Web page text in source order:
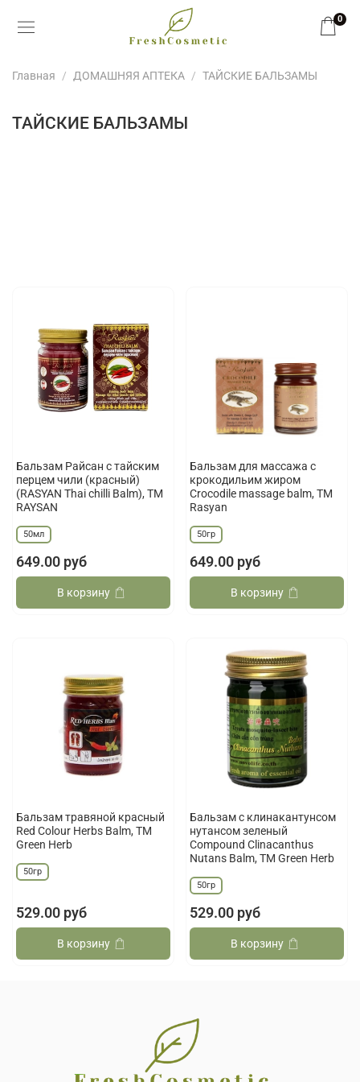
0
Главная ДОМАШНЯЯ АПТЕКА ТАЙСКИЕ БАЛЬЗАМЫ
ТАЙСКИЕ БАЛЬЗАМЫ
Бальзам Райсан с тайским
перцем чили (красный)
(RASYAN Thai chilli Balm), ТМ
RAYSAN
50мл
649.00 руб
В корзину
Бальзам для массажа с
крокодильим жиром
Crocodile massage balm, ТМ
Rasyan
50гр
649.00 руб
В корзину
Бальзам травяной красный
Red Colour Herbs Balm, ТМ
Green Herb
50гр
529.00 руб
В корзину
Бальзам с клинакантунсом
нутансом зеленый
Compound Clinacanthus
Nutans Balm, ТМ Green Herb
50гр
529.00 руб
В корзину